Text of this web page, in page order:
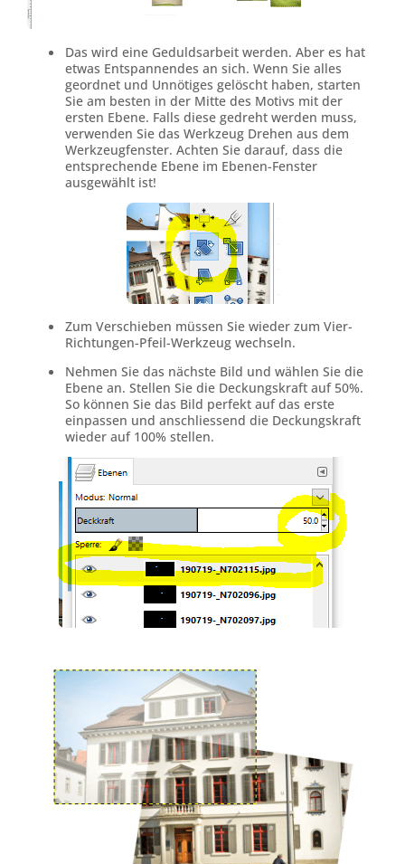
Das wird eine Geduldsarbeit werden. Aber es hat
etwas Entspannendes an sich. Wenn Sie alles
geordnet und Unnötiges gelöscht haben, starten
Sie am besten in der Mitte des Motivs mit der
ersten Ebene. Falls diese gedreht werden muss,
verwenden Sie das Werkzeug Drehen aus dem
Werkzeugfenster. Achten Sie darauf, dass die
entsprechende Ebene im Ebenen-Fenster
ausgewählt ist!
Zum Verschieben müssen Sie wieder zum Vier-
Richtungen-Pfeil-Werkzeug wechseln.
Nehmen Sie das nächste Bild und wählen Sie die
Ebene an. Stellen Sie die Deckungskraft auf 50%.
So können Sie das Bild perfekt auf das erste
einpassen und anschliessend die Deckungskraft
wieder auf 100% stellen.